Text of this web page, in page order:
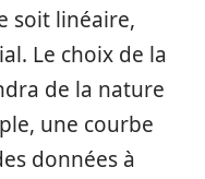
soit linéaire,
Le choix de la
de la nature
une courbe
données à